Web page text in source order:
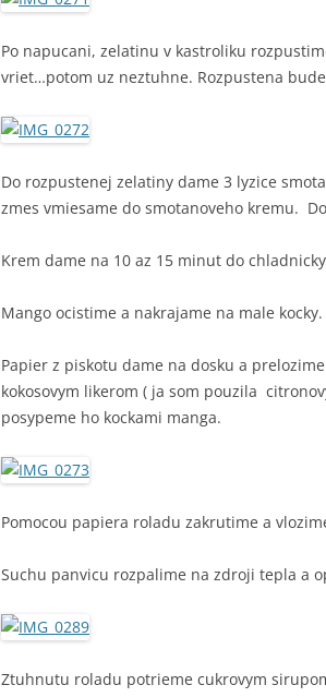
Po napucani, zelatinu v kastroliku
vriet…potom uz neztuhne. Rozpustena
Do rozpustenej zelatiny dame 3 lyzice
zmes vmiesame do smotanoveho kremu.
Krem dame na 10 az 15 minut do
Mango ocistime a nakrajame na male kocky.
Papier z piskotu dame na dosku a
kokosovym likerom ( ja som pouzila
posypeme ho kockami manga.
Pomocou papiera roladu zakrutime a
Suchu panvicu rozpalime na zdroji tepla a
Ztuhnutu roladu potrieme cukrovym